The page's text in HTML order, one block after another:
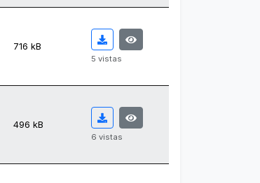
716 kB
5 vistas
496 kB
6 vistas